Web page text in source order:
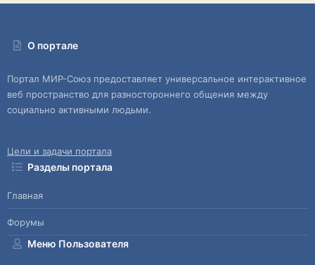
О портале
Портал МИР-Союз предоставляет универсальное интерактивное
веб пространство для разностороннего общения между
социально активными людьми.
Цели и задачи портала
Разделы портала
Главная
Форумы
Меню Пользователя